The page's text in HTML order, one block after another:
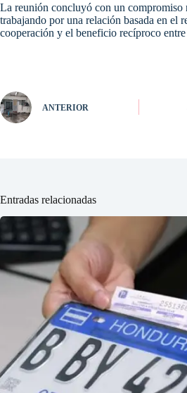
La reunión concluyó con un compromiso
trabajando por una relación basada en el
cooperación y el beneficio recíproco entre
ANTERIOR
Entradas relacionadas